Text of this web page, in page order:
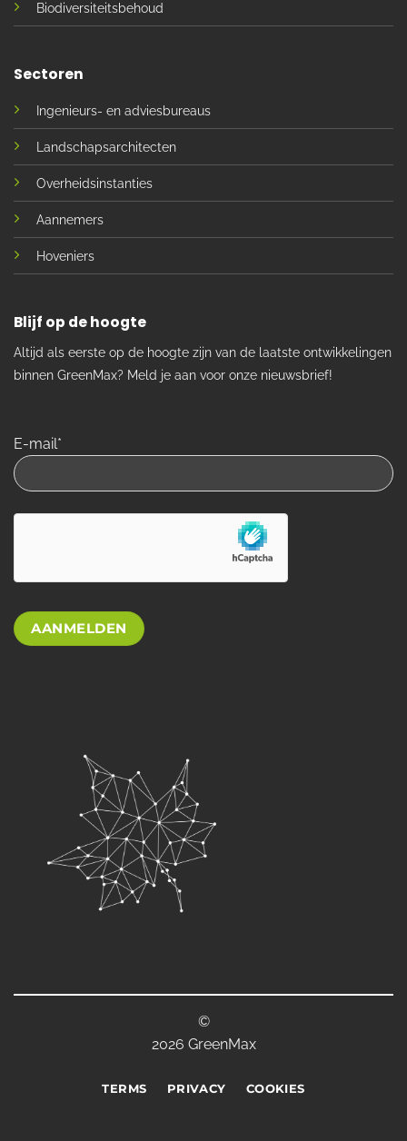
Biodiversiteitsbehoud
Sectoren
Ingenieurs- en adviesbureaus
Landschapsarchitecten
Overheidsinstanties
Aannemers
Hoveniers
Blijf op de hoogte
Altijd als eerste op de hoogte zijn van de laatste ontwikkelingen
binnen GreenMax? Meld je aan voor onze nieuwsbrief!
E-mail*
©
2026 GreenMax
TERMS PRIVACY COOKIES